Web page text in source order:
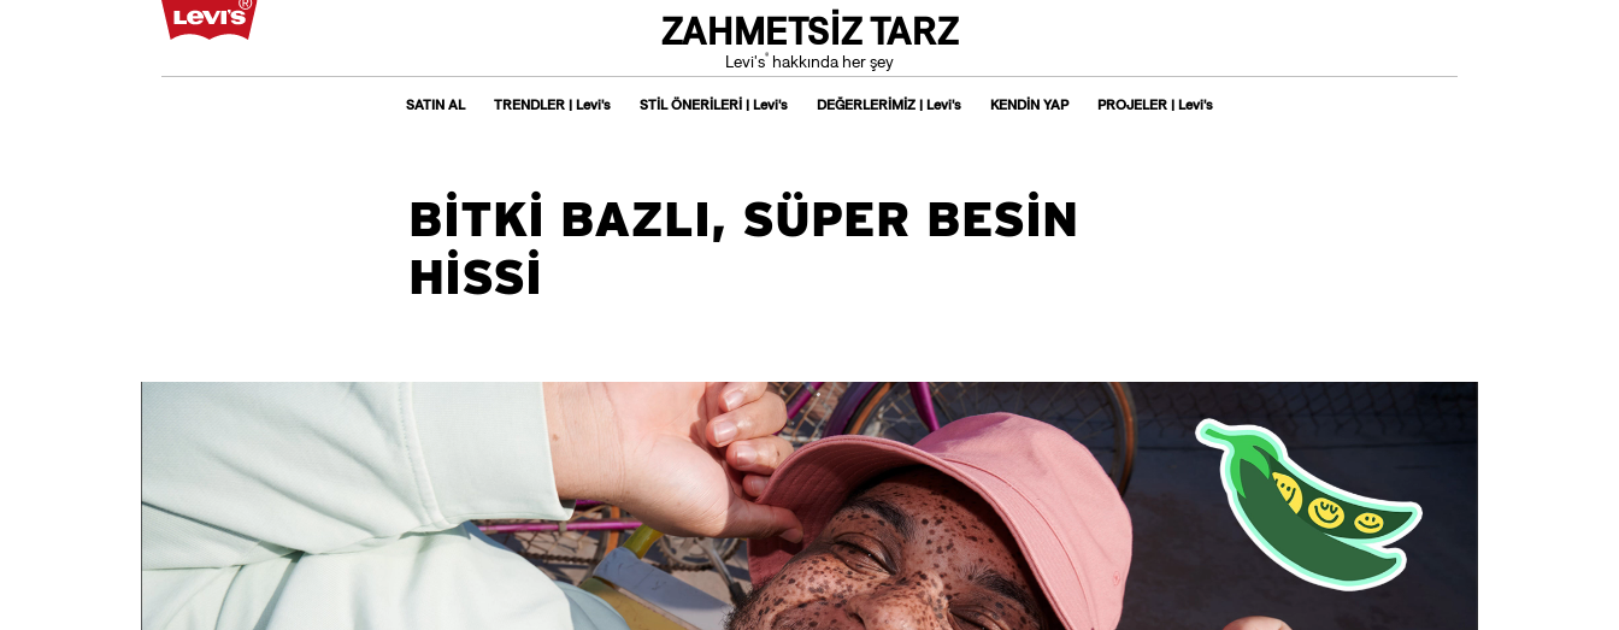
ZAHMETSİZ TARZ
Levi's®hakkında her şey
SATIN AL TRENDLER | Levi's STİL ÖNERİLERİ | Levi's DEĞERLERİMİZ | Levi's KENDİN YAP PROJELER | Levi's
BİTKİ BAZLI, SÜPER BESİN
HİSSİ